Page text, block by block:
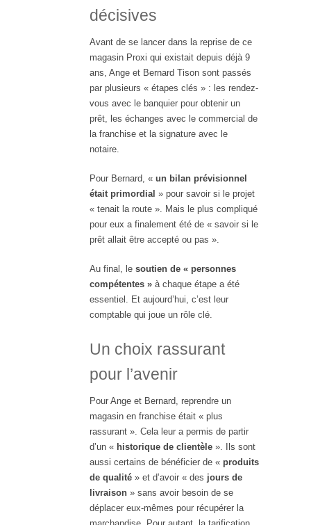
décisives
Avant de se lancer dans la reprise de ce
magasin Proxi qui existait depuis déjà 9
ans, Ange et Bernard Tison sont passés
par plusieurs « étapes clés » : les rendez-
vous avec le banquier pour obtenir un
prêt, les échanges avec le commercial de
la franchise et la signature avec le
notaire.
Pour Bernard, « un bilan prévisionnel
était primordial » pour savoir si le projet
« tenait la route ». Mais le plus compliqué
pour eux a finalement été de « savoir si le
prêt allait être accepté ou pas ».
Au final, le soutien de « personnes
compétentes » à chaque étape a été
essentiel. Et aujourd’hui, c’est leur
comptable qui joue un rôle clé.
Un choix rassurant
pour l’avenir
Pour Ange et Bernard, reprendre un
magasin en franchise était « plus
rassurant ». Cela leur a permis de partir
d’un « historique de clientèle ». Ils sont
aussi certains de bénéficier de « produits
de qualité » et d’avoir « des jours de
livraison » sans avoir besoin de se
déplacer eux-mêmes pour récupérer la